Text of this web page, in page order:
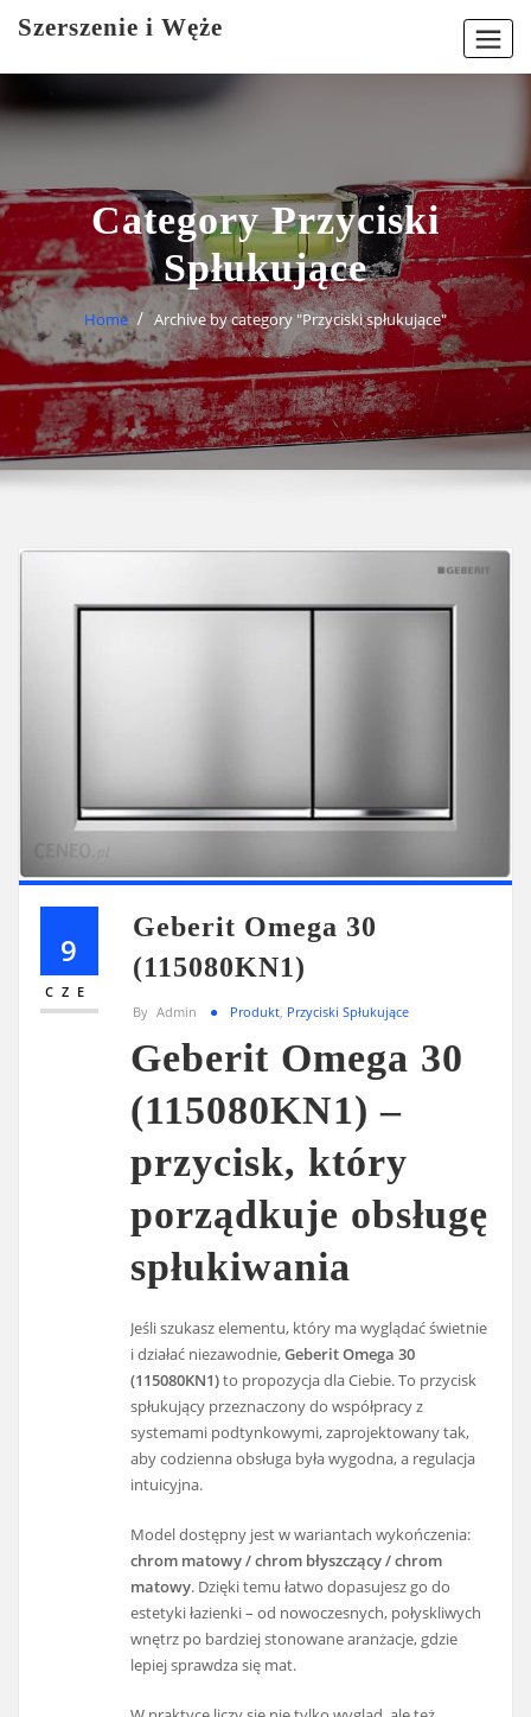
Szerszenie i Węże
Category Przyciski
Spłukujące
Home Archive by category "Przyciski spłukujące"
9
CZE
Geberit Omega 30
(115080KN1)
By Admin Produkt Przyciski Spłukujące
Geberit Omega 30
(115080KN1) –
przycisk, który
porządkuje obsługę
spłukiwania
Jeśli szukasz elementu, który ma wyglądać świetnie
i działać niezawodnie,Geberit Omega 30
(115080KN1)to propozycja dla Ciebie. To przycisk
spłukujący przeznaczony do współpracy z
systemami podtynkowymi, zaprojektowany tak,
aby codzienna obsługa była wygodna, a regulacja
intuicyjna.
Model dostępny jest w wariantach wykończenia:
chrom matowy / chrom błyszczący / chrom
matowy. Dzięki temu łatwo dopasujesz go do
estetyki łazienki – od nowoczesnych, połyskliwych
wnętrz po bardziej stonowane aranżacje, gdzie
lepiej sprawdza się mat.